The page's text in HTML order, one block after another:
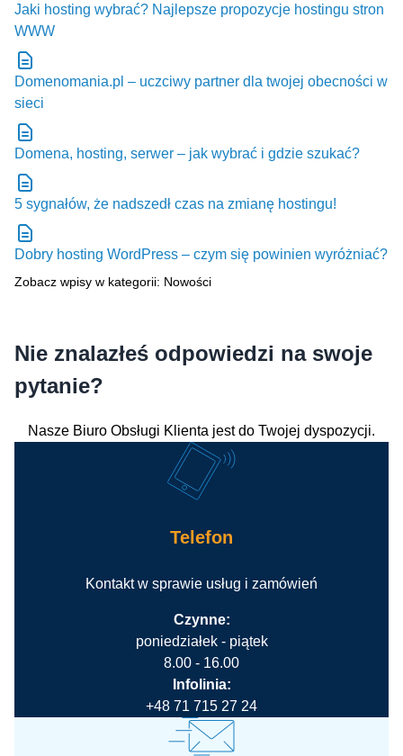
Jaki hosting wybrać? Najlepsze propozycje hostingu stron
WWW
Domenomania.pl – uczciwy partner dla twojej obecności w
sieci
Domena, hosting, serwer – jak wybrać i gdzie szukać?
5 sygnałów, że nadszedł czas na zmianę hostingu!
Dobry hosting WordPress – czym się powinien wyróżniać?
Zobacz wpisy w kategorii: Nowości
Nie znalazłeś odpowiedzi na swoje
pytanie?
Nasze Biuro Obsługi Klienta jest do Twojej dyspozycji.
Telefon
Kontakt w sprawie usług i zamówień
Czynne:
poniedziałek - piątek
8.00 - 16.00
Infolinia:
+48 71 715 27 24